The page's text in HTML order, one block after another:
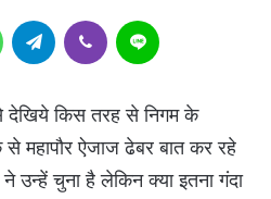
WhatsAppTelegram Viber
देखिये किस तरह से निगम के
महापौर ऐजाज ढेबर बात कर रहे
उन्हें चुना है लेकिन क्या इतना गंदा